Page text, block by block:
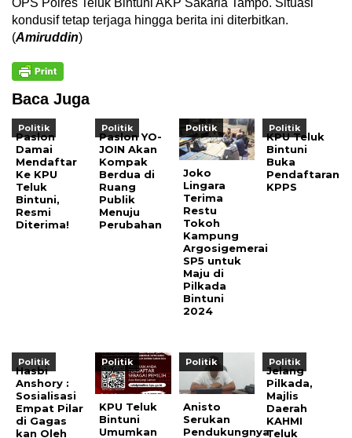
OPS Polres Teluk Bintuni AKP Sakaria Tampo. Situasi
kondusif tetap terjaga hingga berita ini diterbitkan.
(Amiruddin)
Baca Juga
Politik
Paslon
Damai
Mendaftar
Ke KPU
Teluk
Bintuni,
Resmi
Diterima!
Politik
Paslon YO-
JOIN Akan
Kompak
Berdua di
Ruang
Publik
Menuju
Perubahan
Politik
Joko
Lingara
Terima
Restu
Tokoh
Kampung
Argosigemerai
SP5 untuk
Maju di
Pilkada
Bintuni
2024
Politik
KPU Teluk
Bintuni
Buka
Pendaftaran
KPPS
Politik
Hasbi
Anshory :
Sosialisasi
Empat Pilar
di Gagas
kan Oleh
Politik
KPU Teluk
Bintuni
Umumkan
Politik
Anisto
Serukan
Pendukungnya
Politik
Jelang
Pilkada,
Majlis
Daerah
KAHMI
Teluk